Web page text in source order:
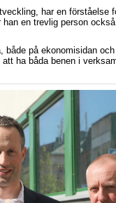
har en förståelse
en trevlig person
både på ekonomisidan
ha båda benen i